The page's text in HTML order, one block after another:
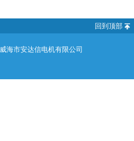
回到顶部
威海市安达信电机有限公司